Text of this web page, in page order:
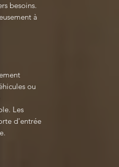
besoins.
à
ou
Les
d'entrée